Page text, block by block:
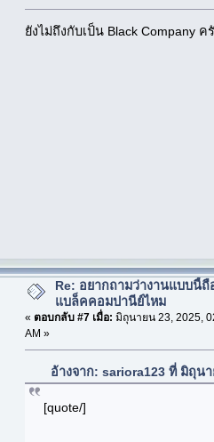
ยังไม่ถึงกับเป็น Black Company
Re: อยากถามว่างานแบบนี้ถื
แบล็คคอมปานีย์ไหม
« ตอบกลับ #7 เมื่อ: มิถุนายน 23, 2025,
AM »
อ้างจาก: sariora123 ที่ มิถุน
[quote/]